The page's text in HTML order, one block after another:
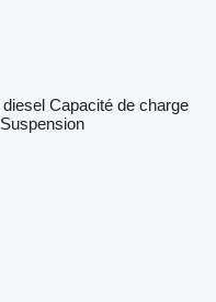
diesel Capacité de charge
Suspension